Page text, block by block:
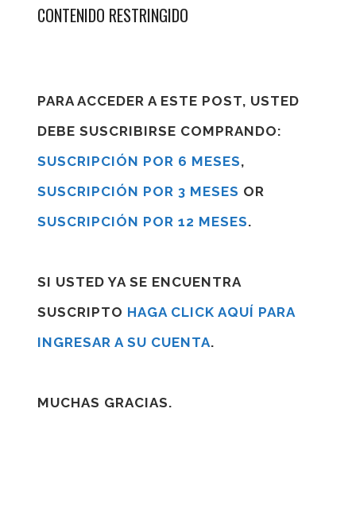
CONTENIDO RESTRINGIDO
PARA ACCEDER A ESTE POST, USTED
DEBE SUSCRIBIRSE COMPRANDO:
SUSCRIPCIÓN POR 6 MESES,
SUSCRIPCIÓN POR 3 MESES OR
SUSCRIPCIÓN POR 12 MESES.
SI USTED YA SE ENCUENTRA
SUSCRIPTO HAGA CLICK AQUÍ PARA
INGRESAR A SU CUENTA.
MUCHAS GRACIAS.